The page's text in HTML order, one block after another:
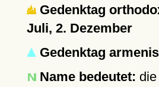
Gedenktag
Juli, 2. Dezember
Gedenktag
Name bedeutet: die